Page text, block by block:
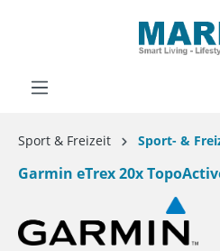
Sport & Freizeit Sport- &
Garmin eTrex 20x